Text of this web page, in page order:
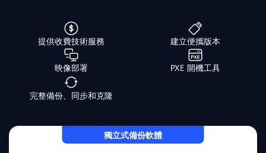
提供收費技術服務 建立便攜版本
映像部署 PXE 開機工具
完整備份、同步和克隆
獨立式備份軟體